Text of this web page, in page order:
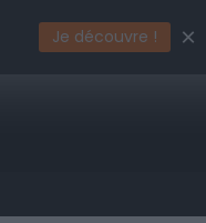
Je découvre ! ×